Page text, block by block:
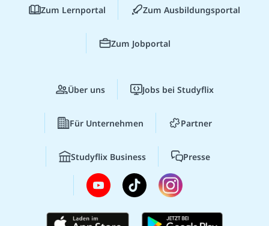
Zum Lernportal Zum Ausbildungsportal
Zum Jobportal
Über uns Jobs bei Studyflix
Für Unternehmen Partner
Studyflix Business Presse